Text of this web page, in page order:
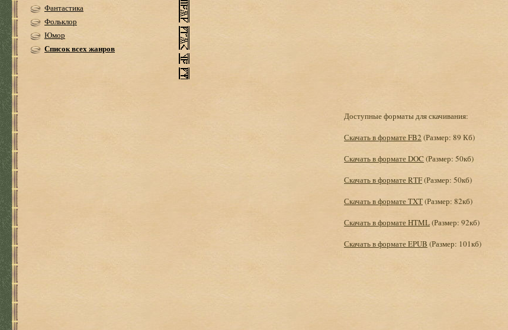
Фантастика
Фольклор
Юмор
Список всех жанров
Доступные форматы для скачивания:
Скачать в формате FB2 (Размер: 89 Кб)
Скачать в формате DOC (Размер: 50кб)
Скачать в формате RTF(Размер: 50кб)
Скачать в формате TXT(Размер: 82кб)
Скачать в формате HTML(Размер: 92кб)
Скачать в формате EPUB (Размер: 101кб)